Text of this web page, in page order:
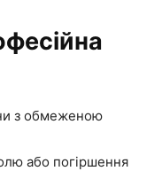
з обмеженою
або погіршення